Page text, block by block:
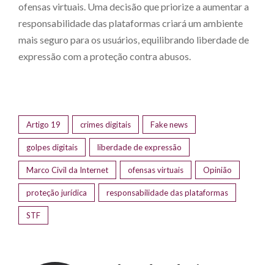
ofensas virtuais. Uma decisão que priorize a aumentar a
responsabilidade das plataformas criará um ambiente
mais seguro para os usuários, equilibrando liberdade de
expressão com a proteção contra abusos.
Artigo 19 crimes digitais Fake news
golpes digitais liberdade de expressão
Marco Civil da Internet ofensas virtuais Opinião
proteção jurídica responsabilidade das plataformas
STF